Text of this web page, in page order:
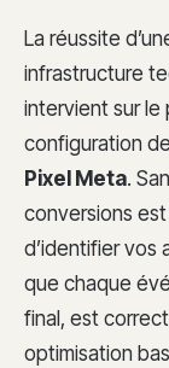
La réussite
infrastructure
intervient sur le
configuration
Pixel Meta.
conversions est
d’identifier vos
que chaque
final, est
optimisation